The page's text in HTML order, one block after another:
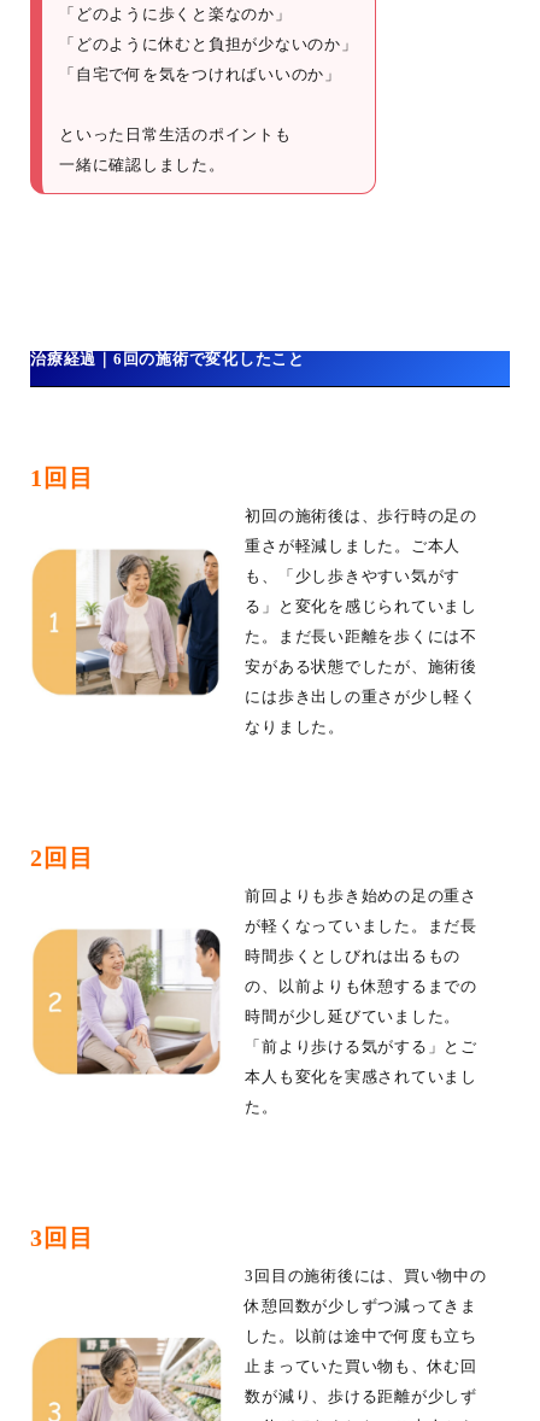
「どのように歩くと楽なのか」
「どのように休むと負担が少ないのか」
「自宅で何を気をつければいいのか」
といった日常生活のポイントも
一緒に確認しました。
治療経過｜6回の施術で変化したこと
1回目
初回の施術後は、歩行時の足の
重さが軽減しました。ご本人
も、「少し歩きやすい気がす
る」と変化を感じられていまし
た。まだ長い距離を歩くには不
安がある状態でしたが、施術後
には歩き出しの重さが少し軽く
なりました。
2回目
前回よりも歩き始めの足の重さ
が軽くなっていました。まだ長
時間歩くとしびれは出るもの
の、以前よりも休憩するまでの
時間が少し延びていました。
「前より歩ける気がする」とご
本人も変化を実感されていまし
た。
3回目
3回目の施術後には、買い物中の
休憩回数が少しずつ減ってきま
した。以前は途中で何度も立ち
止まっていた買い物も、休む回
数が減り、歩ける距離が少しず